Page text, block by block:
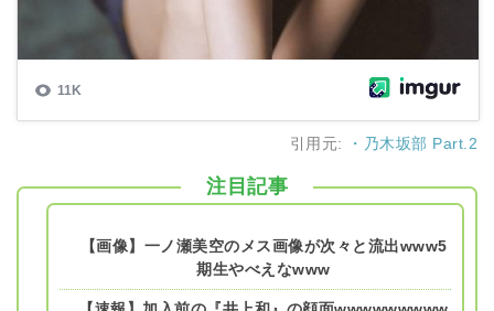
引用元: ・乃木坂部 Part.2
注目記事
【画像】一ノ瀬美空のメス画像が次々と流出www5
期生やべえなwww